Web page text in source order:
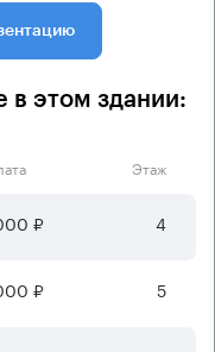
в этом здании:
Этаж
₽ 4
₽ 5